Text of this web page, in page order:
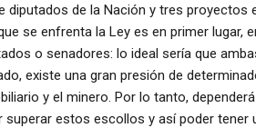
de la Nación y tres proyectos
se enfrenta la Ley es en primer lugar,
o senadores: lo ideal sería que
existe una gran presión de
y el minero. Por lo tanto,
estos escollos y así poder tener